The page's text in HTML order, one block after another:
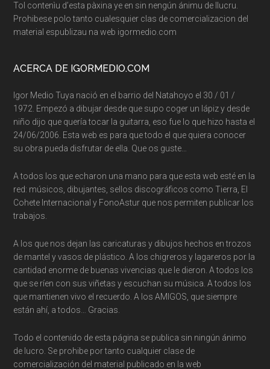
Tol contenìu d’esta pàxina ye en sin nengún ánimu de llucru.
Prohibese polo tanto cualesquier clas de comercializacion del
material espublizau na web igormedio.com
ACERCA DE IGORMEDIO.COM
Igor Medio Tuya nació en el barrio del Natahoyo el 30 / 01 /
1972. Empezó a dibujar desde que supo coger un lápiz y desde
niño dijo que quería tocar la guitarra, eso fue lo que hizo hasta el
24/06/2006. Esta web es para que todo el que quiera conocer
su obra pueda disfrutar de ella. Que os guste…
A todos los que echaron una mano para que esta web esté en la
red: músicos, dibujantes, sellos discográficos como Tierra, El
Cohete Internacional y FonoAstur que nos permiten publicar los
trabajos.
A los que nos dejan las caricaturas y dibujos hechos en trozos
de mantel y vasos de plástico. A los chigreros y lagareros por la
cantidad enorme de buenas vivencias que le dieron. A todos los
que se ríen con sus viñetas y escuchan su música. A todos los
que mantienen vivo el recuerdo. A los AMIGOS, que siempre
están ahí, a todos… Gracias.
Todo el contenido de esta página se publica sin ningún ánimo
de lucro. Se prohibe por tanto cualquier clase de
comercialización del material publicado en la web